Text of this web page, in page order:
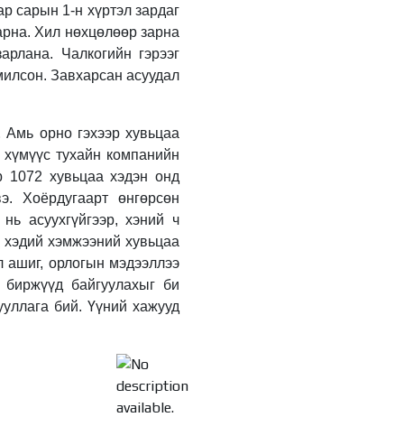
сарын 1-н хүртэл зардаг
Хил нөхцөлөөр зарна
Чалкогийн гэрээг
Завхарсан асуудал
орно гэхээр хувьцаа
тухайн компанийн
1072 хувьцаа хэдэн онд
Хоёрдугаарт өнгөрсөн
асуухгүйгээр, хэний ч
хэдий хэмжээний хувьцаа
ашиг, орлогын мэдээллээ
байгуулахыг би
бий. Үүний хажууд
тахих төрийн тахилгад
оролцлоо
1 өдрийн өмнө
УИХ-ын гишүүн
Б.Мөнхсоёл “Нээлттэй
парламент“ танхимд
“Хотын дарга сонсож
байна” 150150 тусгай
дугаарыг наймдугаар
сарын 14-нөөс
ажиллуулж эхэлнэ
2 өдрийн өмнө
Н.Номтойбаяр:
Аймгуудад тулгамдаж
буй асуудлуудыг
долоо хоног бүр
Засгийн газрын
шийдвэрлүүлнэ
2 өдрийн өмнө
С.Бямбацогт төрийг
төлөөлөн Сутай
хайрхны тэнгэрийг
тахих төрийн тахилгад
2 өдрийн өмнө